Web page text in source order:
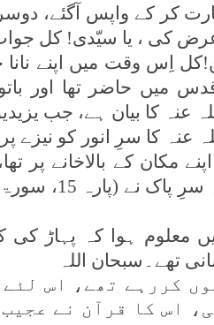
کر کے واپس آگئے،
کی ، یا سیّدی! کل
اِس وقت میں اپنے
میں حاضر تھا اور
عنہ کا بیان ہے، جب
عنہ کا سرِ انور کو نیزے
مکان کے بالاخانے پر
معلوم ہوا کہ پہاڑ
تھے۔سبحان اللہ
کررہے تھے، اس
اس کا قرآن نے